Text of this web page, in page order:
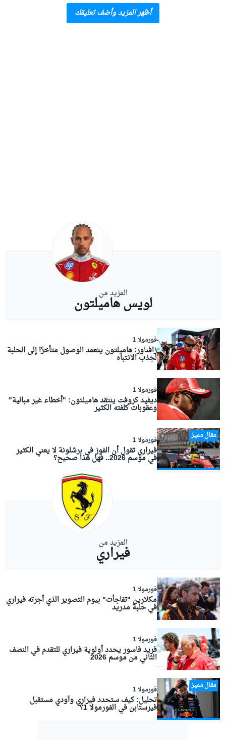
أظهر المزيد وأضف تعليقك
المزيد من
لويس هاميلتون
فورمولا 1
زافناور: هاميلتون يتعمد الوصول متأخرًا إلى الحلبة
لجذب الانتباه
فورمولا 1
ديفيد كروفت ينتقد هاميلتون: "أخطاء غير مبالية"
وعقوبات كلفته الكثير
مقال مميز فورمولا 1
فيراري تقول أن الفوز في برشلونة لا يعني الكثير
في موسم 2026.. فهل هذا صحيح؟
المزيد من
فيراري
فورمولا 1
مكلارين "تفاجأت" بيوم التصوير الذي أجرته فيراري
في حلبة مدريد
فورمولا 1
فريد فاسور يحدد أولوية فيراري للتقدم في النصف
الثاني من موسم 2026
مقال مميز فورمولا 1
تحليل: كيف ستحدد فيراري وآودي مستقبل
فيرستابن في الفورمولا 1؟